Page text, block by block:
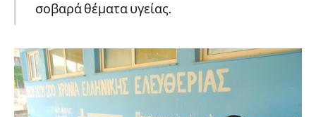
σοβαρά θέματα υγείας.